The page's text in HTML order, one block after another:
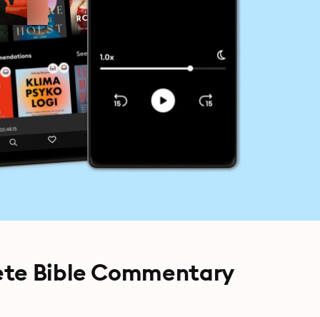
Bible Commentary